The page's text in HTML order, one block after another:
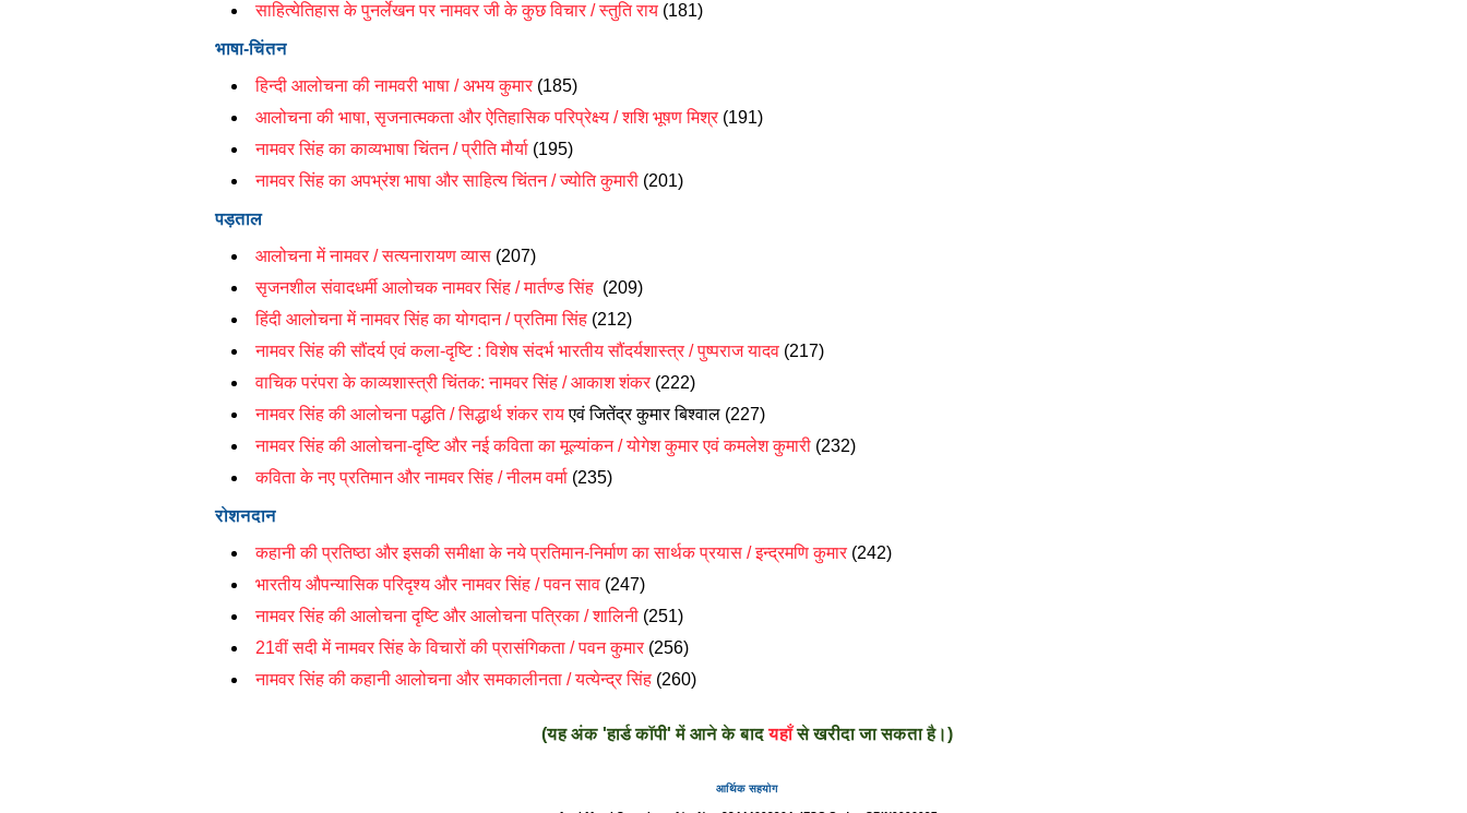
साहित्येतिहास के पुनर्लेखन पर नामवर जी के कुछ विचार / स्तुति राय (181)
भाषा-चिंतन
हिन्दी आलोचना की नामवरी भाषा / अभय कुमार (185)
आलोचना की भाषा, सृजनात्मकता और ऐतिहासिक परिप्रेक्ष्य / शशि भूषण मिश्र (191)
नामवर सिंह का काव्यभाषा चिंतन / प्रीति मौर्या (195)
नामवर सिंह का अपभ्रंश भाषा और साहित्य चिंतन / ज्योति कुमारी (201)
पड़ताल
आलोचना में नामवर / सत्यनारायण व्यास (207)
सृजनशील संवादधर्मी आलोचक नामवर सिंह / मार्तण्ड सिंह (209)
हिंदी आलोचना में नामवर सिंह का योगदान / प्रतिमा सिंह (212)
नामवर सिंह की सौंदर्य एवं कला-दृष्टि : विशेष संदर्भ भारतीय सौंदर्यशास्त्र / पुष्पराज यादव (217)
वाचिक परंपरा के काव्यशास्त्री चिंतक: नामवर सिंह / आकाश शंकर (222)
नामवर सिंह की आलोचना पद्धति /सिद्धार्थ शंकर रायएवं जितेंद्र कुमार बिश्वाल (227)
नामवर सिंह की आलोचना-दृष्टि और नई कविता का मूल्यांकन / योगेश कुमार एवं कमलेश कुमारी (232)
कविता के नए प्रतिमान और नामवर सिंह / नीलम वर्मा (235)
रोशनदान
कहानी की प्रतिष्ठा और इसकी समीक्षा के नये प्रतिमान-निर्माण का सार्थक प्रयास / इन्द्रमणि कुमार (242)
भारतीय औपन्यासिक परिदृश्य और नामवर सिंह / पवन साव (247)
नामवर सिंह की आलोचना दृष्टि और आलोचना पत्रिका / शालिनी (251)
21वीं सदी में नामवर सिंह के विचारों की प्रासंगिकता / पवन कुमार (256)
नामवर सिंह की कहानी आलोचना और समकालीनता / यत्येन्द्र सिंह (260)
(यह अंक 'हार्ड कॉपी' में आने के बादयहाँसे खरीदा जा सकता है।)
आर्थिक सहयोग